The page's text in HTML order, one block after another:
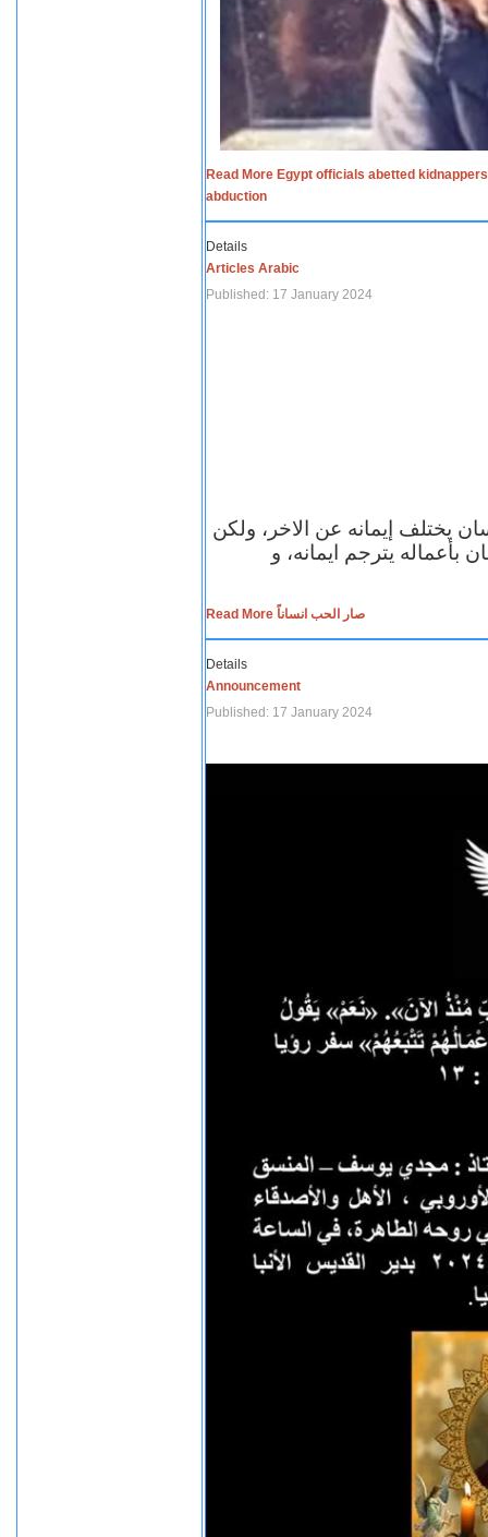
Read More Egypt officials abetted
abduction
Details
Articles Arabic
Published: 17 January 2024
يختلف إيمانه عن الاخر، ولكن
بأعماله يترجم ايمانه، و
Read More صار الحب انساناً
Details
Announcement
Published: 17 January 2024